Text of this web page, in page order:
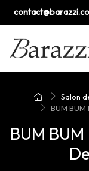
Salon
BUM
BUM